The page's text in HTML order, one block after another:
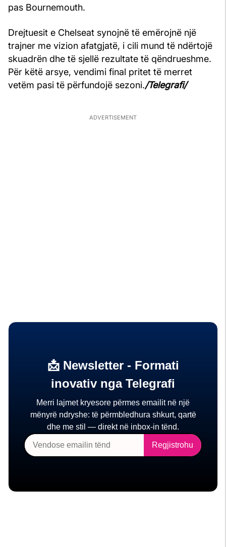
pas Bournemouth.
Drejtuesit e Chelseat synojnë të emërojnë një
trajner me vizion afatgjatë, i cili mund të ndërtojë
skuadrën dhe të sjellë rezultate të qëndrueshme.
Për këtë arsye, vendimi final pritet të merret
vetëm pasi të përfundojë sezoni./Telegrafi/